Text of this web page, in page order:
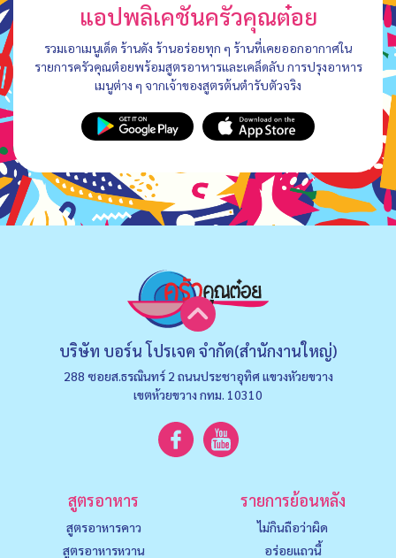
แอปพลิเคชันครัวคุณต๋อย
รวมเอาเมนูเด็ด ร้านดัง ร้านอร่อยทุก ๆ ร้านที่เคยออกอากาศใน
รายการครัวคุณต๋อยพร้อมสูตรอาหารและเคล็ดลับ การปรุงอาหาร
เมนูต่าง ๆ จากเจ้าของสูตรต้นตำรับตัวจริง
บริษัท บอร์น โปรเจค จำกัด(สำนักงานใหญ่)
288 ซอยส.ธรณินทร์ 2 ถนนประชาอุทิศ แขวงหัวยขวาง
เขตห้วยขวาง กทม. 10310
สูตรอาหาร
สูตรอาหารคาว
สูตรอาหารหวาน
รายการย้อนหลัง
ไม่กินถือว่าผิด
อร่อยแถวนี้